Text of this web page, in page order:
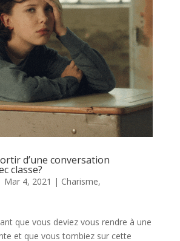
d’une conversation
classe?
Mar 4, 2021 | Charisme,
que vous deviez vous rendre à une
et que vous tombiez sur cette